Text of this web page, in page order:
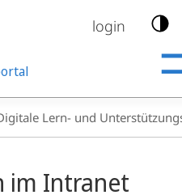
login
Lern- und
im Intranet